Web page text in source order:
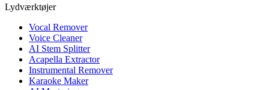
Lydværktøjer
Vocal Remover
Voice Cleaner
AI Stem Splitter
Acapella Extractor
Instrumental Remover
Karaoke Maker